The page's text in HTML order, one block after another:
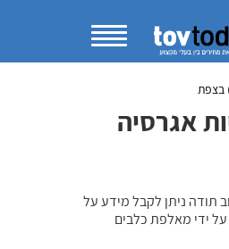
בצפת
אגרסיה
תודה ניתן לקבל מידע על
על ידי מאלפת כלבים